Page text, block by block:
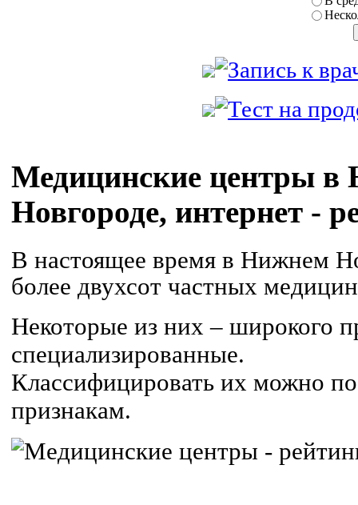
Медицинские центры в
Новгороде, интернет -
В настоящее время в Нижнем
более двухсот частных
Некоторые из них – широкого
специализированные.
Классифицировать их можно
признакам.